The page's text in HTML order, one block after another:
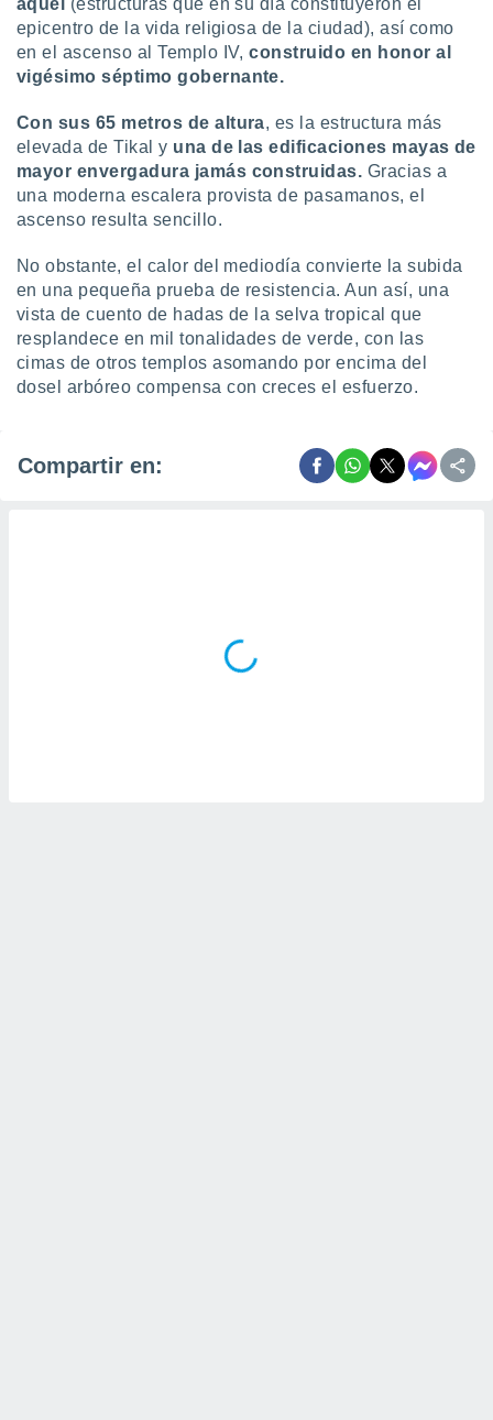
aquel
(estructuras que en su día constituyeron el
epicentro de la vida religiosa de la ciudad), así como
en el ascenso al Templo IV,construido en honor al
vigésimo séptimo gobernante.
Con sus 65 metros de altura, es la estructura más
elevada de Tikal y una de las edificaciones mayas de
mayor envergadura jamás construidas. Gracias a
una moderna escalera provista de pasamanos, el
ascenso resulta sencillo.
No obstante, el calor del mediodía convierte la subida
en una pequeña prueba de resistencia. Aun así, una
vista de cuento de hadas de la selva tropical que
resplandece en mil tonalidades de verde, con las
cimas de otros templos asomando por encima del
dosel arbóreo compensa con creces el esfuerzo.
Compartir en: